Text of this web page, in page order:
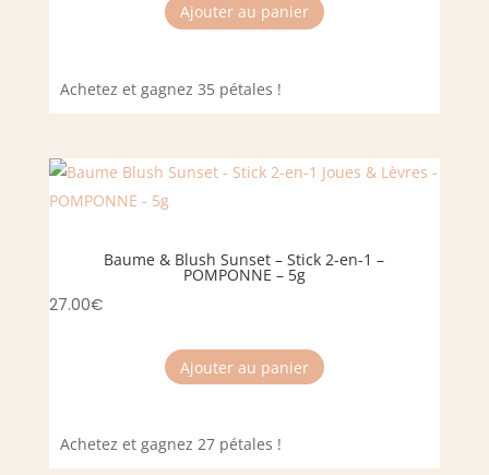
Ajouter au panier
Achetez et gagnez 35 pétales !
Baume & Blush Sunset – Stick 2-en-1 –
POMPONNE – 5g
27.00€
Ajouter au panier
Achetez et gagnez 27 pétales !